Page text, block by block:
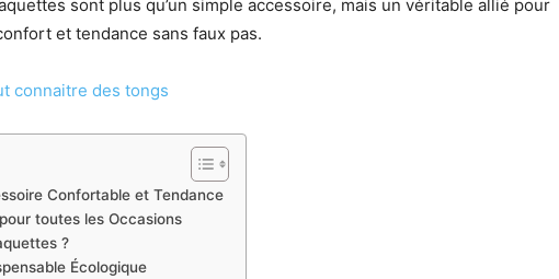
sont plus qu’un simple accessoire, mais un véritable allié pour
et tendance sans faux pas.
connaitre des tongs
Confortable et Tendance
toutes les Occasions
?
Écologique